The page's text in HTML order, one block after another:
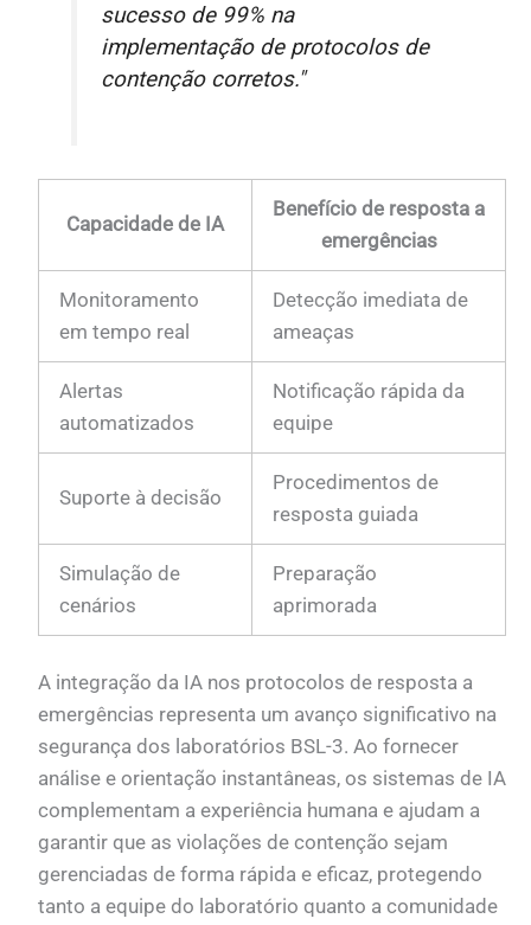
sucesso de 99% na
implementação de protocolos de
contenção corretos."
Capacidade de IA
Benefício de resposta a
emergências
Monitoramento
em tempo real
Detecção imediata de
ameaças
Alertas
automatizados
Notificação rápida da
equipe
Suporte à decisão
Procedimentos de
resposta guiada
Simulação de
cenários
Preparação
aprimorada
A integração da IA nos protocolos de resposta a
emergências representa um avanço significativo na
segurança dos laboratórios BSL-3. Ao fornecer
análise e orientação instantâneas, os sistemas de IA
complementam a experiência humana e ajudam a
garantir que as violações de contenção sejam
gerenciadas de forma rápida e eficaz, protegendo
tanto a equipe do laboratório quanto a comunidade